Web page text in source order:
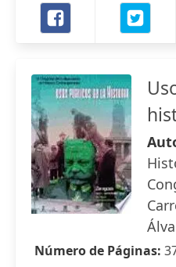
Número de Páginas: